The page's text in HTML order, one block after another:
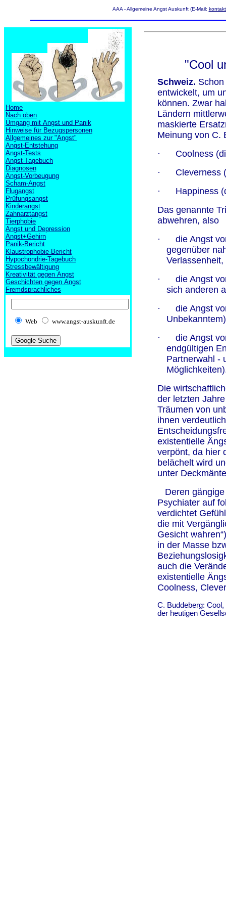
AAA - Allgemeine Angst Auskunft (E-Mail:
Home
Nach oben
Umgang mit Angst und Panik
Hinweise für Bezugspersonen
Allgemeines zur "Angst"
Angst-Entstehung
Angst-Tests
Angst-Tagebuch
Diagnosen
Angst-Vorbeugung
Scham-Angst
Flugangst
Prüfungsangst
Kinderangst
Zahnarztangst
Tierphobie
Angst und Depression
Angst+Gehirn
Panik-Bericht
Klaustrophobie-Bericht
Hypochondrie-Tagebuch
Stressbewältigung
Kreativität gegen Angst
Geschichten gegen Angst
Fremdsprachliches
Web www.angst-auskunft.de
"Cool
Schweiz.
entwickelt, um
können. Zwar
Ländern
maskierte
Meinung von C.
·
Coolness
·
Cleverness
·
Happiness
Das genannte
abwehren, also
·
die Angst
gegenüber
·
die Angst
sich anderen
·
die Angst
Unbekanntem)
·
die Angst
endgültigen
Partnerwahl -
Die
der letzten
Träumen von
ihnen
existentielle
verpönt, da hier
belächelt wird
unter
Deren
Psychiater auf
verdichtet
die mit
Gesicht
in der Masse
auch die
existentielle
Coolness,
C. Buddeberg:
der heutigen